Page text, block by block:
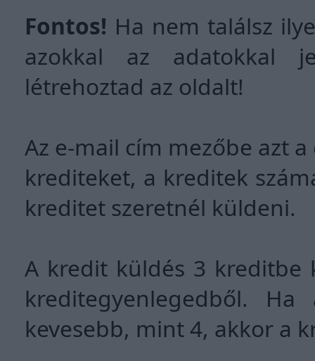
Fontos! Ha nem találsz
azokkal az adatokkal
létrehoztad az oldalt!
Az e-mail cím mezőbe azt
krediteket, a kreditek
kreditet szeretnél küldeni.
A kredit küldés 3 kreditbe
kreditegyenlegedből.
kevesebb, mint 4, akkor a